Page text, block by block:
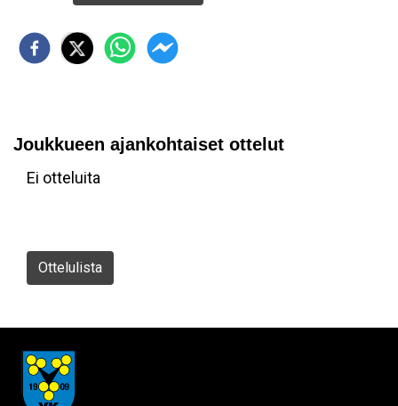
Joukkueen ajankohtaiset ottelut
Ei otteluita
Ottelulista